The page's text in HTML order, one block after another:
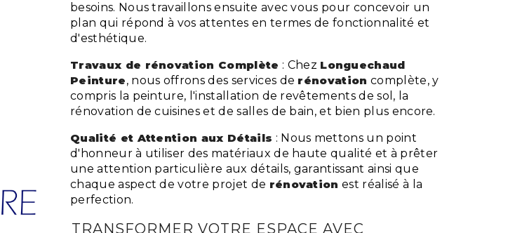
besoins. Nous travaillons ensuite avec vous pour concevoir un
plan qui répond à vos attentes en termes de fonctionnalité et
d'esthétique.
Travaux de rénovation Complète : Chez Longuechaud
Peinture, nous offrons des services de rénovation complète, y
compris la peinture, l'installation de revêtements de sol, la
rénovation de cuisines et de salles de bain, et bien plus encore.
Qualité et Attention aux Détails : Nous mettons un point
d'honneur à utiliser des matériaux de haute qualité et à prêter
une attention particulière aux détails, garantissant ainsi que
chaque aspect de votre projet de rénovation est réalisé à la
perfection.
TRANSFORMER VOTRE ESPACE AVEC